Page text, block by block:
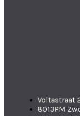
Voltastraat
8013PM